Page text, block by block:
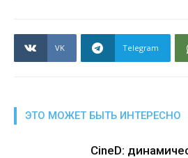
VK Telegram
ЭТО МОЖЕТ БЫТЬ ИНТЕРЕСНО
CineD: